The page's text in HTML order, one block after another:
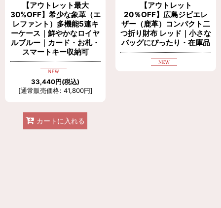
【アウトレット最大
30%OFF】希少な象革（エ
レファント）多機能5連キ
ーケース｜鮮やかなロイヤ
ルブルー｜カード・お札・
スマートキー収納可
33,440円(税込)
[通常販売価格: 41,800円]
カートに入れる
【アウトレット
20％OFF】広島ジビエレ
ザー（鹿革）コンパクト二
つ折り財布 レッド｜小さな
バッグにぴったり・在庫品